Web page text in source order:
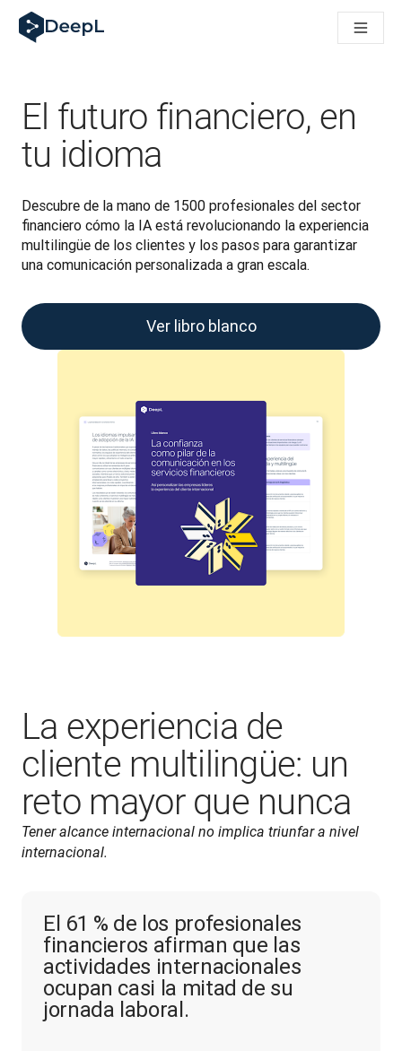
DeepL para agentes de IA
Translation Flow de DeepL: nuevos flujos de trabajo
La fiabilidad de la IA lingüística para empresas: un análisis
Desarrollando evaluación de calidad de traducción en DeepL
De la traducción de texto a una plataforma de voz en tiempo
El futuro financiero, en
tu idioma
Descubre de la mano de 1500 profesionales del sector
financiero cómo la IA está revolucionando la experiencia
multilingüe de los clientes y los pasos para garantizar
una comunicación personalizada a gran escala.
Ver libro blanco
La experiencia de
cliente multilingüe: un
reto mayor que nunca
Tener alcance internacional no implica triunfar a nivel
internacional.
El 61 % de los profesionales
financieros afirman que las
actividades internacionales
ocupan casi la mitad de su
jornada laboral.